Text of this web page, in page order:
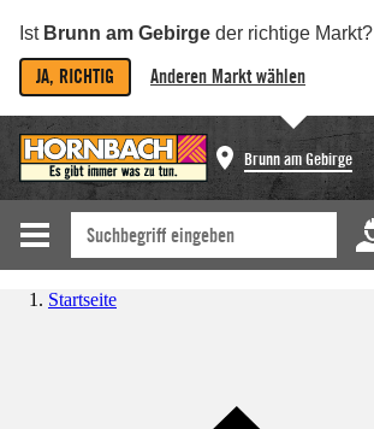
Ist Brunn am Gebirge der richtige Markt?
JA, RICHTIG Anderen Markt wählen
Brunn am Gebirge
Startseite